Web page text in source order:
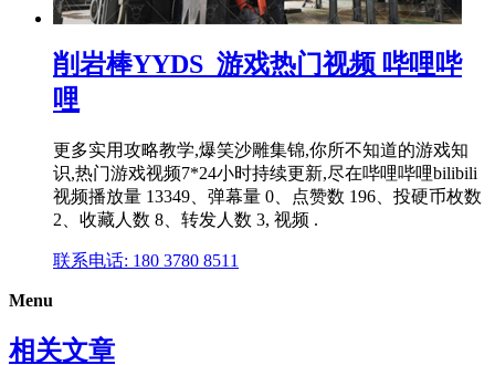
削岩棒YYDS_游戏热门视频 哔哩哔
哩
更多实用攻略教学,爆笑沙雕集锦,你所不知道的游戏知
识,热门游戏视频7*24小时持续更新,尽在哔哩哔哩bilibili
视频播放量 13349、弹幕量 0、点赞数 196、投硬币枚数
2、收藏人数 8、转发人数 3, 视频 .
联系电话: 180 3780 8511
Menu
相关文章